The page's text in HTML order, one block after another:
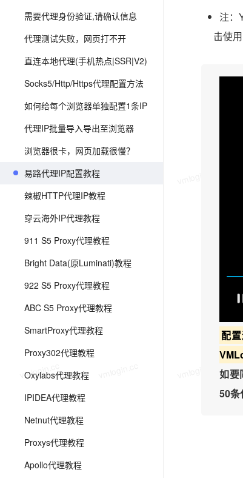
需要代理身份验证,请确认信息
代理测试失败，网页打不开
直连本地代理(手机热点|SSR|V2)
Socks5/Http/Https代理配置方法
如何给每个浏览器单独配置1条IP
代理IP批量导入导出至浏览器
浏览器很卡，网页加载很慢？
易路代理IP配置教程
辣椒HTTP代理IP教程
穿云海外IP代理教程
911 S5 Proxy代理教程
Bright Data(原Luminati)教程
922 S5 Proxy代理教程
ABC S5 Proxy代理教程
SmartProxy代理教程
Proxy302代理教程
Oxylabs代理教程
IPIDEA代理教程
Netnut代理教程
Proxys代理教程
Apollo代理教程
注：
击使
配
如要
50条
vmlogin.cc vmlogin.cc
vmlogin.cc